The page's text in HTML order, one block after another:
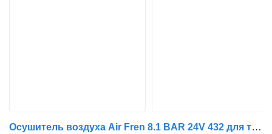
Осушитель воздуха Air Fren 8.1 BAR 24V 432 для тягача DAF XF 95